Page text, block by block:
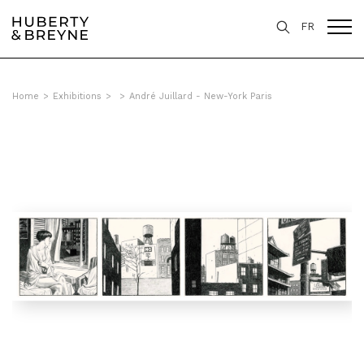
FR
Home > Exhibitions > > André Juillard - New-York Paris